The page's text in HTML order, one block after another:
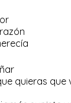
quieras que